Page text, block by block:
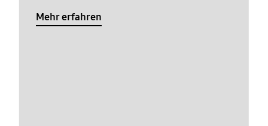
Mehr erfahren